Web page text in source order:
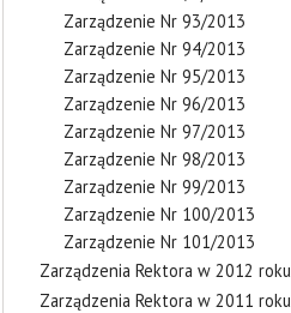
Zarządzenie Nr 93/2013
Zarządzenie Nr 94/2013
Zarządzenie Nr 95/2013
Zarządzenie Nr 96/2013
Zarządzenie Nr 97/2013
Zarządzenie Nr 98/2013
Zarządzenie Nr 99/2013
Zarządzenie Nr 100/2013
Zarządzenie Nr 101/2013
Zarządzenia Rektora w 2012 roku
Zarządzenia Rektora w 2011 roku